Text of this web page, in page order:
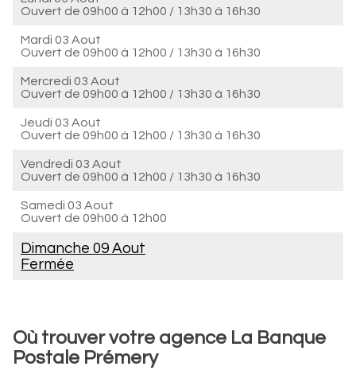
Ouvert de 09h00 à 12h00 / 13h30 à 16h30
Mardi 03 Aout
Ouvert de 09h00 à 12h00 / 13h30 à 16h30
Mercredi 03 Aout
Ouvert de 09h00 à 12h00 / 13h30 à 16h30
Jeudi 03 Aout
Ouvert de 09h00 à 12h00 / 13h30 à 16h30
Vendredi 03 Aout
Ouvert de 09h00 à 12h00 / 13h30 à 16h30
Samedi 03 Aout
Ouvert de 09h00 à 12h00
Dimanche 09 Aout
Fermée
Où trouver votre agence La Banque
Postale Prémery